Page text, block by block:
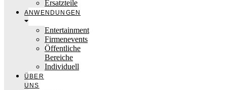
Ersatzteile
ANWENDUNGEN
Entertainment
Firmenevents
Öffentliche
Bereiche
Individuell
ÜBER
UNS